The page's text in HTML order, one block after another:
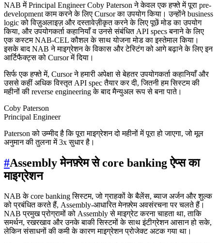
NAB में Principal Engineer Coby Paterson ने केवल एक हफ्ते में पूरा pre-
development काम करने के लिए Cursor का उपयोग किया। उन्होंने business
logic को विज़ुअलाइज़ और दस्तावेज़ीकृत करने के लिए पूछें मोड का उपयोग
किया, और उपयोगकर्ता कहानियाँ व उनसे संबंधित API specs बनाने के लिए
एक कस्टम NAB-CEL कौशल के साथ योजना मोड का इस्तेमाल किया।
इसके बाद NAB ने माइग्रेशन के विकास और टेस्टिंग को आगे बढ़ाने के लिए इन
आर्टिफैक्ट्स को Cursor में दिया।
सिर्फ एक हफ्ते में, Cursor ने हमारी अपेक्षा से बेहतर उपयोगकर्ता कहानियाँ और
उससे कहीं अधिक विस्तृत API spec तैयार कर दी, जितनी हम सिस्टम की
महीनों की reverse engineering के बाद मैन्युअल रूप से बना पाते।
Coby Paterson
Principal Engineer
Paterson को उम्मीद है कि पूरा माइग्रेशन दो महीनों में पूरा हो जाएगा, जो मूल
अनुमान की तुलना में 3x सुधार है।
#Assembly मेनफ़्रेम से core banking ऐप्स का
माइग्रेशन
NAB के core banking सिस्टम, जो ग्राहकों के बैलेंस, ब्याज अर्जन और शुल्क
को प्रबंधित करते हैं, Assembly-आधारित मेनफ़्रेम अवसंरचना पर चलते हैं।
NAB प्रमुख प्रोग्रामों को Assembly से माइग्रेट करना चाहता था, ताकि
समर्थन, रखरखाव और उनके बाकी सिस्टमों के साथ इंटीग्रेशन आसान हो सके,
लेकिन संसाधनों की कमी के कारण माइग्रेशन प्रोजेक्ट अटक गया था।